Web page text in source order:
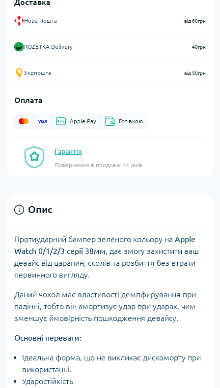
Доставка
Нова Пошта від 60грн
ROZETKA Delivery 40грн
Укрпошта від 50грн
Оплата
Apple Pay Готівкою
Гарантія
Повернення в продовж 14 днів
Опис
Протиударний бампер зеленого кольору на Apple
Watch 0/1/2/3 серії 38мм, дає змогу захистити ваш
девайс від царапин, сколів та розбиття без втрати
первинного вигляду.
Даний чохол має властивості демпфирування при
падінні, тобто він амортизує удар при ударах, чим
зменшує ймовірність пошкодження девайсу.
Основні переваги:
Ідеальна форма, що не викликає дискоморту при
використанні.
Ударостійкість